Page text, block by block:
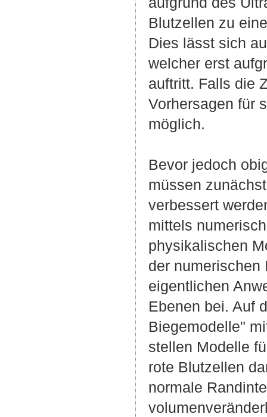
Blutzellen zu
Dies lässt sich
welcher erst
auftritt. Falls die
Vorhersagen für
möglich.
Bevor jedoch
müssen
verbessert
mittels
physikalischen
der numerischen
eigentlichen
Ebenen bei. Auf
Biegemodelle"
stellen Modelle
rote Blutzellen
normale